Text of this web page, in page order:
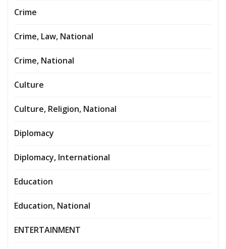
Crime
Crime, Law, National
Crime, National
Culture
Culture, Religion, National
Diplomacy
Diplomacy, International
Education
Education, National
ENTERTAINMENT